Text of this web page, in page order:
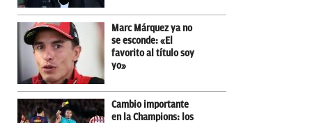
Marc Márquez ya no
se esconde: «El
favorito al título soy
yo»
Cambio importante
en la Champions: los